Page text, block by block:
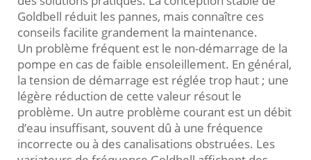
Goldbell réduit les pannes, mais connaître ces
conseils facilite grandement la maintenance.
Un problème fréquent est le non-démarrage de la
pompe en cas de faible ensoleillement. En général,
la tension de démarrage est réglée trop haut ; une
légère réduction de cette valeur résout le
problème. Un autre problème courant est un débit
d’eau insuffisant, souvent dû à une fréquence
incorrecte ou à des canalisations obstruées. Les